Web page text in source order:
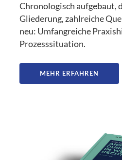
Chronologisch aufgebaut,
Gliederung, zahlreiche
neu: Umfangreiche
Prozesssituation.
MEHR ERFAHREN